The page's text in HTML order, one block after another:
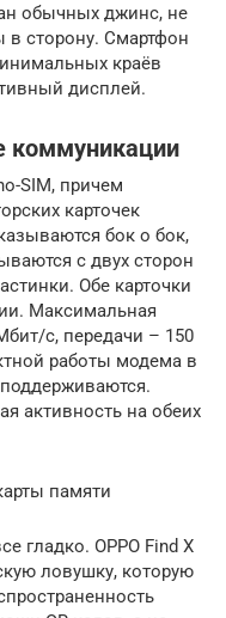
обычных джинс, не
в сторону. Смартфон
краёв
дисплей.
коммуникации
SIM, причем
карточек
бок о бок,
с двух сторон
Обе карточки
Максимальная
с, передачи – 150
работы модема в
активность на обеих
памяти
гладко. OPPO Find X
ловушку, которую